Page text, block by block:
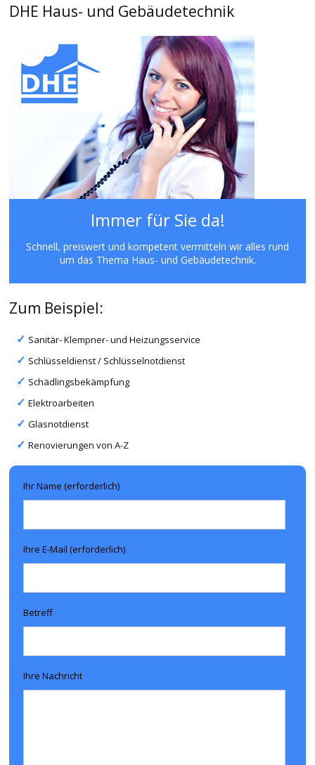
DHE Haus- und Gebäudetechnik
Immer für Sie da!
Schnell, preiswert und kompetent vermitteln wir alles rund
um das Thema Haus- und Gebäudetechnik.
Zum Beispiel:
Sanitär- Klempner- und Heizungsservice
Schlüsseldienst / Schlüsselnotdienst
Schädlingsbekämpfung
Elektroarbeiten
Glasnotdienst
Renovierungen von A-Z
Ihr Name (erforderlich)
Ihre E-Mail (erforderlich)
Betreff
Ihre Nachricht